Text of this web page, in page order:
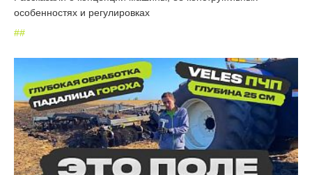
особенностях и регулировках
##